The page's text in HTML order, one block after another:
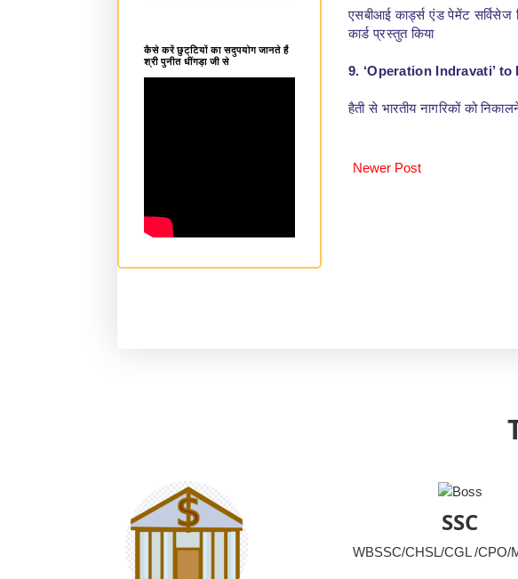
एसबीआई कार्ड्स एंड पेमेंट
कार्ड प्रस्तुत किया
9. ‘Operation Indravati’
हैती से भारतीय नागरिकों को
Newer Post
कैसे करें छुट्टियों का सदुपयोग जानते हैं
श्री पुनीत धींगड़ा जी से
SSC
WBSSC/CHSL/CGL /CPO/